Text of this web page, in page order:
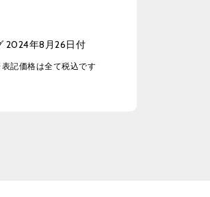
2024年8月26日付
価格は全て税込です